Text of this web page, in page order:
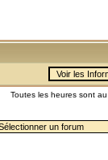
Toutes les heures sont